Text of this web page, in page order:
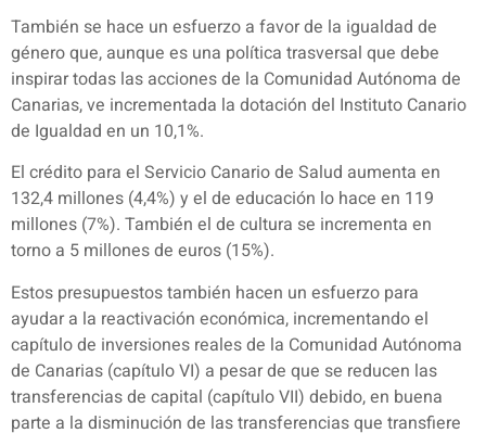
También se hace un esfuerzo a favor de la igualdad de
género que, aunque es una política trasversal que debe
inspirar todas las acciones de la Comunidad Autónoma de
Canarias, ve incrementada la dotación del Instituto Canario
de Igualdad en un 10,1%.
El crédito para el Servicio Canario de Salud aumenta en
132,4 millones (4,4%) y el de educación lo hace en 119
millones (7%). También el de cultura se incrementa en
torno a 5 millones de euros (15%).
Estos presupuestos también hacen un esfuerzo para
ayudar a la reactivación económica, incrementando el
capítulo de inversiones reales de la Comunidad Autónoma
de Canarias (capítulo VI) a pesar de que se reducen las
transferencias de capital (capítulo VII) debido, en buena
parte a la disminución de las transferencias que transfiere